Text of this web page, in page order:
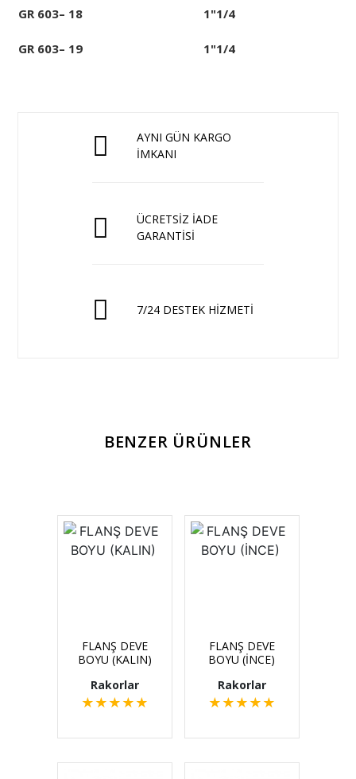
GR 603– 18 1"1/4
GR 603– 19 1"1/4
AYNI GÜN KARGO
İMKANI
ÜCRETSİZ İADE
GARANTİSİ
7/24 DESTEK HİZMETİ
BENZER ÜRÜNLER
FLANŞ DEVE
BOYU (KALIN)
Rakorlar
★ ★ ★ ★ ★
FLANŞ DEVE
BOYU (İNCE)
Rakorlar
★ ★ ★ ★ ★